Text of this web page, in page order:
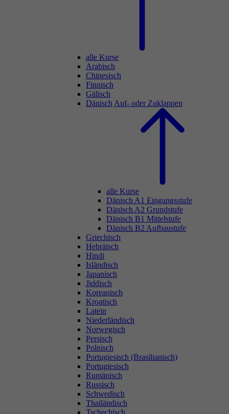
alle Kurse
Arabisch
Chinesisch
Finnisch
Gälisch
Dänisch Auf- oder Zuklappen
alle Kurse
Dänisch A1 Eingangsstufe
Dänisch A2 Grundstufe
Dänisch B1 Mittelstufe
Dänisch B2 Aufbaustufe
Griechisch
Hebräisch
Hindi
Isländisch
Japanisch
Jiddisch
Koreanisch
Kroatisch
Latein
Niederländisch
Norwegisch
Persisch
Polnisch
Portugiesisch (Brasilianisch)
Portugiesisch
Rumänisch
Russisch
Schwedisch
Thailändisch
Tschechisch